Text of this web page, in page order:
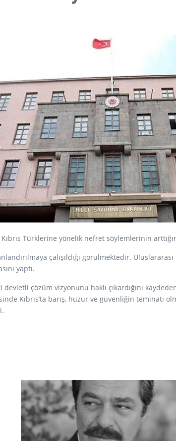
Türklerine yönelik nefret söylemlerinin
çalışıldığı görülmektedir.
yaptı.
çözüm vizyonunu haklı çıkardığını
Kıbrıs’ta barış, huzur ve güvenliğin